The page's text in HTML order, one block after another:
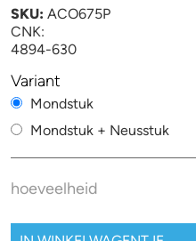
SKU: ACO675P
CNK:
4894-630
Variant
Mondstuk
Mondstuk + Neusstuk
hoeveelheid